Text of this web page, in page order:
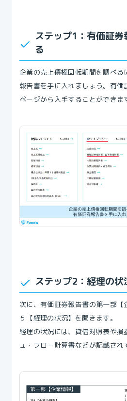
ステップ1：有価証
る
企業の売上債権回転期間を調べる
報告書を手に入れましょう。有価
ページから入手することができま
ステップ2：経理の状
次に、有価証券報告書の第一部【
５【経理の状況】を開きます。
経理の状況には、貸借対照表や損
ュ・フロー計算書などが記載され